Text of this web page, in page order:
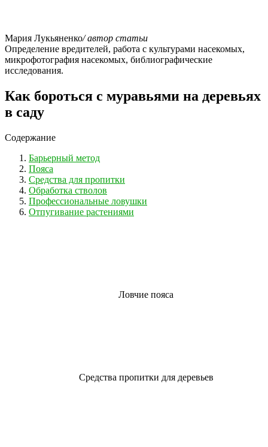
Мария Лукьяненко/ автор статьи
Определение вредителей, работа с культурами насекомых,
микрофотография насекомых, библиографические
исследования.
Как бороться с муравьями на деревьях
в саду
Содержание
Барьерный метод
Пояса
Средства для пропитки
Обработка стволов
Профессиональные ловушки
Отпугивание растениями
Ловчие пояса
Средства пропитки для деревьев